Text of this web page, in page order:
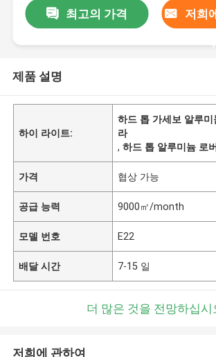
최고의 가격 저희
제품 설명
하이 라이트:
하드 톱 가세보 알루
라
,하드 톱 알루미늄 로
가격 협상 가능
공급 능력 9000㎡/month
모델 번호 E22
배달 시간 7-15 일
더 많은 것을 전망하십시
저희에 관하여